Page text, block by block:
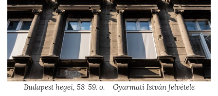
Budapest hegei, 58-59. o. – Gyarmati István felvétele